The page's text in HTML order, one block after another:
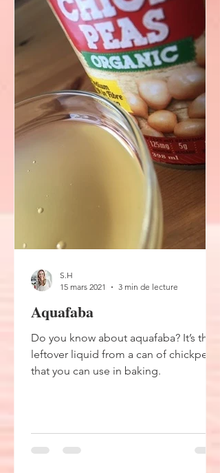
Aquafaba
Do you know about aquafaba? It’s the
leftover liquid from a can of chickpeas
that you can use in baking.
S.H
15 mars 2021
3 min de lecture